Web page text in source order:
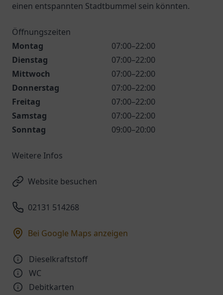
einen entspannten Stadtbummel sein könnten.
Öffnungszeiten
Montag
07:00–22:00
Dienstag
07:00–22:00
Mittwoch
07:00–22:00
Donnerstag
07:00–22:00
Freitag
07:00–22:00
Samstag
07:00–22:00
Sonntag
09:00–20:00
Weitere Infos
Website besuchen
02131 514268
Bei Google Maps anzeigen
Dieselkraftstoff
WC
Debitkarten